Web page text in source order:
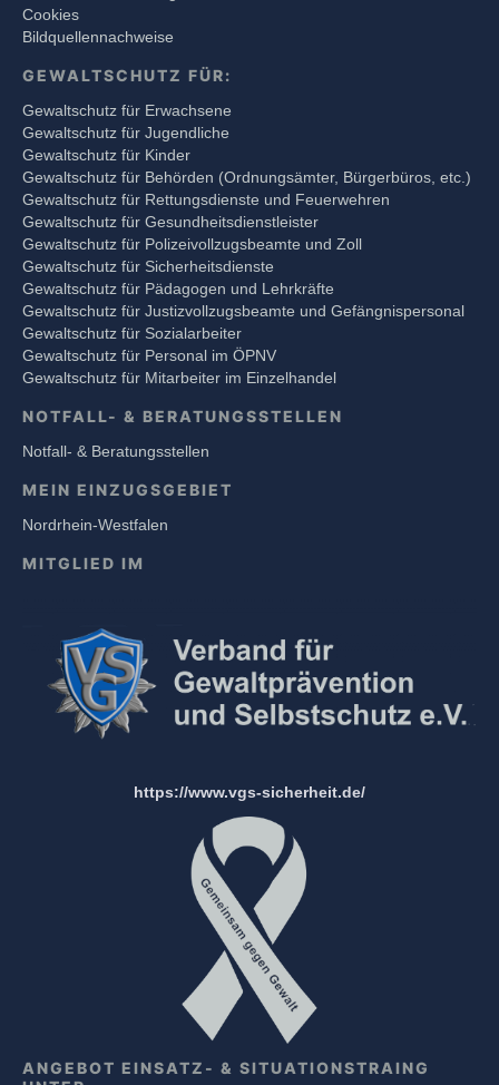
Cookies
Bildquellennachweise
GEWALTSCHUTZ FÜR:
Gewaltschutz für Erwachsene
Gewaltschutz für Jugendliche
Gewaltschutz für Kinder
Gewaltschutz für Behörden (Ordnungsämter, Bürgerbüros, etc.)
Gewaltschutz für Rettungsdienste und Feuerwehren
Gewaltschutz für Gesundheitsdienstleister
Gewaltschutz für Polizeivollzugsbeamte und Zoll
Gewaltschutz für Sicherheitsdienste
Gewaltschutz für Pädagogen und Lehrkräfte
Gewaltschutz für Justizvollzugsbeamte und Gefängnispersonal
Gewaltschutz für Sozialarbeiter
Gewaltschutz für Personal im ÖPNV
Gewaltschutz für Mitarbeiter im Einzelhandel
NOTFALL- & BERATUNGSSTELLEN
Notfall- & Beratungsstellen
MEIN EINZUGSGEBIET
Nordrhein-Westfalen
MITGLIED IM
https://www.vgs-sicherheit.de/
ANGEBOT EINSATZ- & SITUATIONSTRAING